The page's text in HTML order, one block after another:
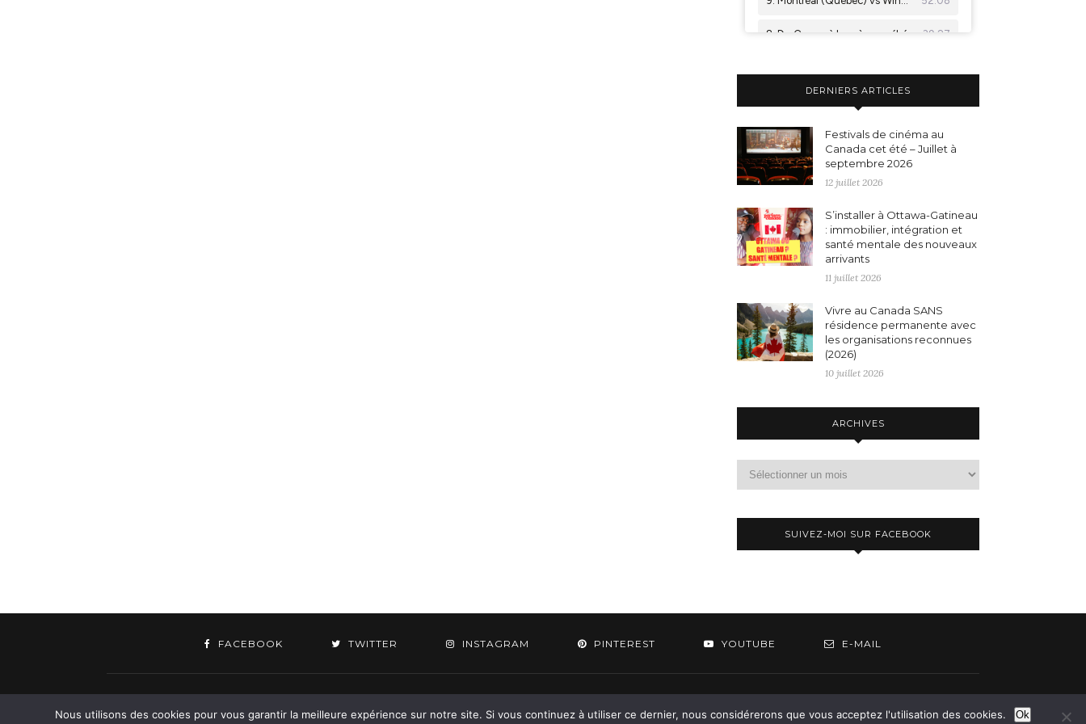
DERNIERS ARTICLES
Festivals de cinéma au
Canada cet été – Juillet à
septembre 2026
12 juillet 2026
S’installer à Ottawa-Gatineau
: immobilier, intégration et
santé mentale des nouveaux
arrivants
11 juillet 2026
Vivre au Canada SANS
résidence permanente avec
les organisations reconnues
(2026)
10 juillet 2026
ARCHIVES
SUIVEZ-MOI SUR FACEBOOK
FACEBOOK TWITTER INSTAGRAM PINTEREST YOUTUBE E-MAIL
Nous utilisons des cookies pour vous garantir la meilleure expérience sur notre site. Si vous continuez à utiliser ce dernier, nous considérerons que vous acceptez l'utilisation des cookies. Ok